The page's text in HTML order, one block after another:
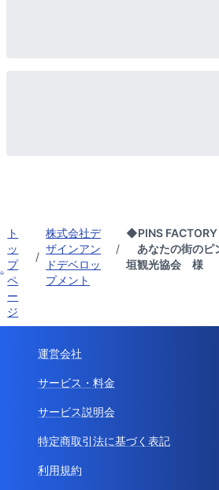
ト
ッ
プ
ペ
ー
ジ
/
株式会社デ
ザインアン
ドデベロッ
プメント
/
◆PINS
あなたの街のピ
垣観光協会 様 「
運営会社
サービス・料金
サービス説明会
特定商取引法に基づく表記
利用規約